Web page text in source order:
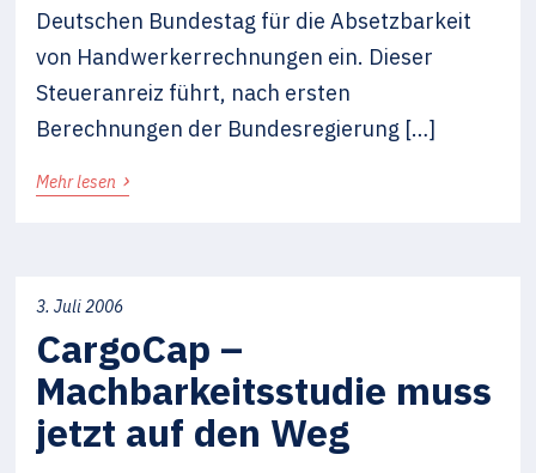
Deutschen Bundestag für die Absetzbarkeit
von Handwerkerrechnungen ein. Dieser
Steueranreiz führt, nach ersten
Berechnungen der Bundesregierung […]
Mehr lesen ›
3. Juli 2006
CargoCap –
Machbarkeitsstudie muss
jetzt auf den Weg